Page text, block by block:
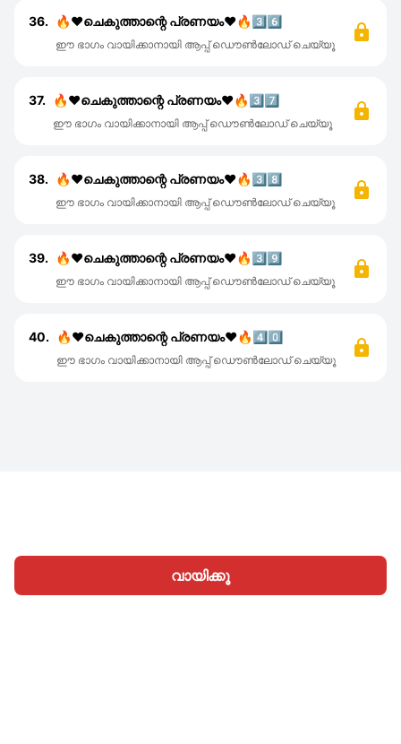
വായിക്കൂ
36. 🔥❤️ചെകുത്താന്റെ പ്രണയം❤️🔥3️⃣6️⃣
ഈ ഭാഗം വായിക്കാനായി ആപ്പ് ഡൌൺലോഡ് ചെയ്യൂ
37. 🔥❤️ചെകുത്താന്റെ പ്രണയം❤️🔥3️⃣7️⃣
ഈ ഭാഗം വായിക്കാനായി ആപ്പ് ഡൌൺലോഡ് ചെയ്യൂ
38. 🔥❤️ചെകുത്താന്റെ പ്രണയം❤️🔥3️⃣8️⃣
ഈ ഭാഗം വായിക്കാനായി ആപ്പ് ഡൌൺലോഡ് ചെയ്യൂ
39. 🔥❤️ചെകുത്താന്റെ പ്രണയം❤️🔥3️⃣9️⃣
ഈ ഭാഗം വായിക്കാനായി ആപ്പ് ഡൌൺലോഡ് ചെയ്യൂ
40. 🔥❤️ചെകുത്താന്റെ പ്രണയം❤️🔥4️⃣0️⃣
ഈ ഭാഗം വായിക്കാനായി ആപ്പ് ഡൌൺലോഡ് ചെയ്യൂ
ഹോം വിഭാഗങ്ങള്‍ എഴുതൂ ലേഖനങ്ങൾ സൈനിന്‍